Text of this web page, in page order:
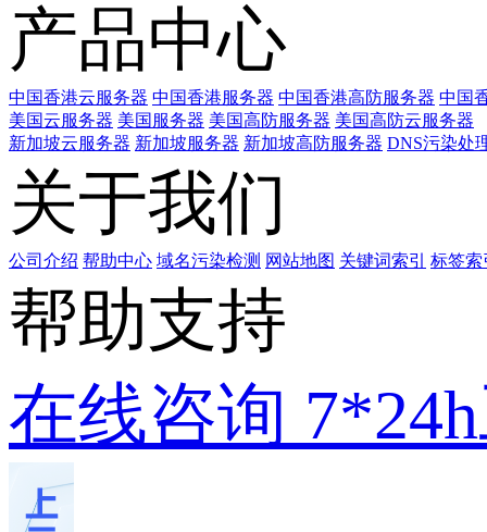
产品中心
中国香港云服务器 中国香港服务器 中国香港高防服务器 中国
美国云服务器 美国服务器 美国高防服务器 美国高防云服务器
新加坡云服务器 新加坡服务器 新加坡高防服务器 DNS污染处
关于我们
公司介绍 帮助中心 域名污染检测 网站地图 关键词索引 标签索
帮助支持
在线咨询